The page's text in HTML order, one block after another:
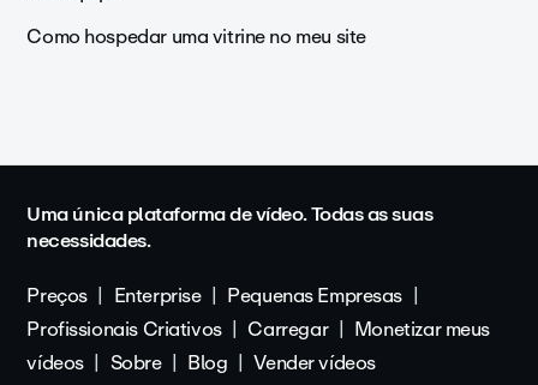
Como hospedar uma vitrine no meu site
Uma única plataforma de vídeo. Todas as suas
necessidades.
Preços
Enterprise
Pequenas Empresas
Profissionais Criativos
Carregar
Monetizar meus
vídeos
Sobre Blog Vender vídeos